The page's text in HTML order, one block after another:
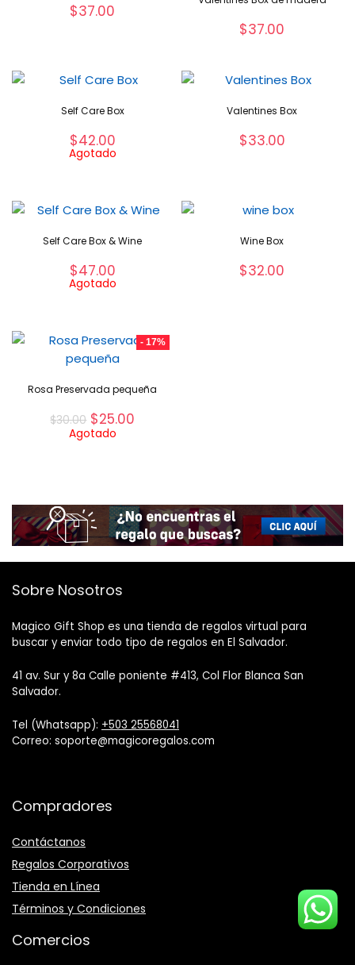
$37.00
$37.00
Self Care Box
$42.00
Agotado
Valentines Box
$33.00
Self Care Box & Wine
$47.00
Agotado
Wine Box
$32.00
- 17%
Rosa Preservada pequeña
$30.00 $25.00
Agotado
Sobre Nosotros
Magico Gift Shop es una tienda de regalos virtual para
buscar y enviar todo tipo de regalos en El Salvador.
41 av. Sur y 8a Calle poniente #413, Col Flor Blanca San
Salvador.
Tel (Whatsapp): +503 25568041
Correo: soporte@magicoregalos.com
Compradores
Contáctanos
Regalos Corporativos
Tienda en Línea
Términos y Condiciones
Comercios